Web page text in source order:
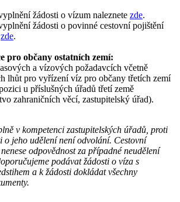
žádosti o vízum naleznete zde.
žádosti o povinné cestovní pojištění
zde.
pro občany ostatních zemí:
a vízových požadavcích včetně
lhůt pro vyřízení víz pro občany třetích zemí
u příslušných úřadů třetí země
zahraničních věcí, zastupitelský úřad).
v kompetenci zastupitelských úřadů, proti
o jeho udělení není odvolání. Cestovní
odpovědnost za případné neudělení
podávat žádosti o víza s
a k žádosti dokládat všechny